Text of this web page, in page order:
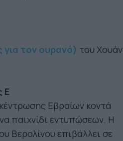
τον ουρανό) του Χουάν
Ε
Εβραίων κοντά
παιχνίδι εντυπώσεων. Η
Βερολίνου επιβάλλει σε